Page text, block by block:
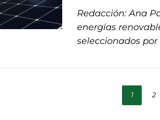
Redacción: Ana
energías
seleccionados por
1 2